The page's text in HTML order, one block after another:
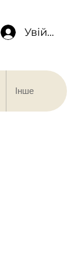
Увійти
Інше